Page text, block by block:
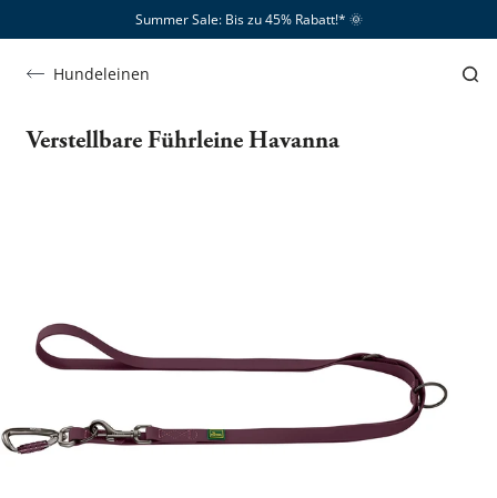
Summer Sale: Bis zu 45% Rabatt!*​ 🌞
Hundeleinen
Verstellbare Führleine Havanna